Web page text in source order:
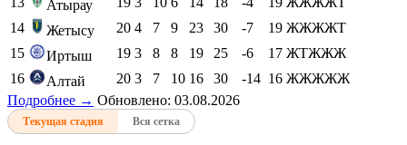
Атырау
14
Жетысу 20 4 7 9 23 30 -7 19 ЖЖЖЖТ
15
Иртыш 19 3 8 8 19 25 -6 17 ЖТЖЖЖ
16
Алтай 20 3 7 10 16 30 -14 16 ЖЖЖЖЖ
Подробнее → Обновлено: 03.08.2026
Текущая стадия Вся сетка